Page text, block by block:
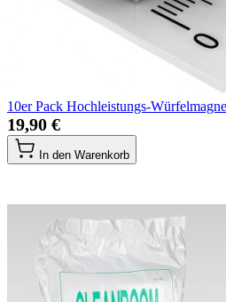
10er Pack Hochleistungs-
19,90 €
In den Warenkorb